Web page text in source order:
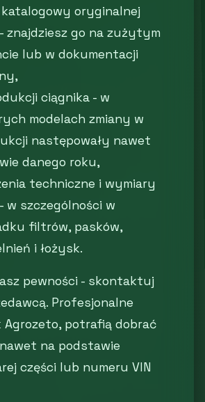
oryginalnej
znajdziesz go na zużytym
lub w dokumentacji
ciągnika - w
modelach zmiany w
następowały nawet
danego roku,
techniczne i wymiary
w szczególności w
filtrów, pasków,
i łożysk.
pewności - skontaktuj
Profesjonalne
Agrozeto, potrafią dobrać
na podstawie
części lub numeru VIN